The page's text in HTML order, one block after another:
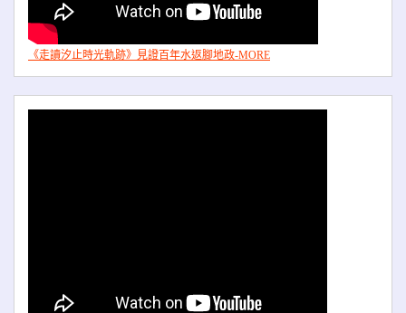
《走讀汐止時光軌跡》見證百年水返腳地政-MORE